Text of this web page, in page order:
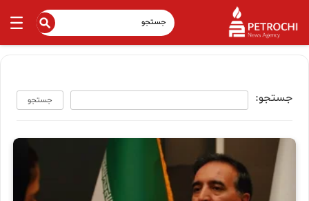
جستجو: جستجو